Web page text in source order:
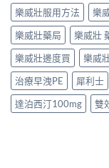
樂威壯服用方法
樂
樂威壯藥局
樂威壯
樂威壯邊度買
樂威
治療早洩PE
犀利士
達泊西汀100mg
雙